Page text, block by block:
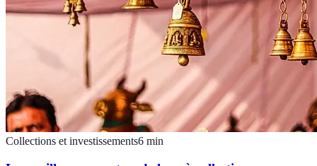
Collections et investissements6 min